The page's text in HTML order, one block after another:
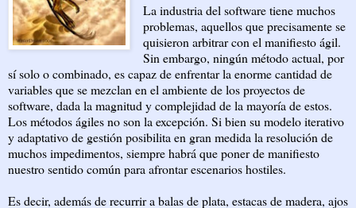
La industria del software tiene muchos
problemas, aquellos que precisamente se
quisieron arbitrar con el manifiesto ágil.
Sin embargo, ningún método actual, por
sí solo o combinado, es capaz de enfrentar la enorme cantidad de
variables que se mezclan en el ambiente de los proyectos de
software, dada la magnitud y complejidad de la mayoría de estos.
Los métodos ágiles no son la excepción. Si bien su modelo iterativo
y adaptativo de gestión posibilita en gran medida la resolución de
muchos impedimentos, siempre habrá que poner de manifiesto
nuestro sentido común para afrontar escenarios hostiles.
Es decir, además de recurrir a balas de plata, estacas de madera, ajos